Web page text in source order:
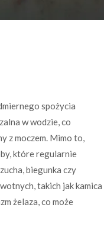
spożycia
w wodzie, co
z moczem. Mimo to,
które regularnie
biegunka czy
takich jak kamica
żelaza, co może